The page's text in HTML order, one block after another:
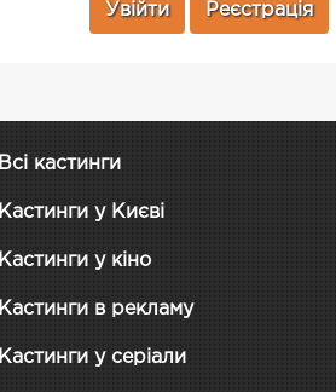
Увійти Реєстрація
Всі кастинги
Кастинги у Києві
Кастинги у кіно
Кастинги в рекламу
Кастинги у серіали